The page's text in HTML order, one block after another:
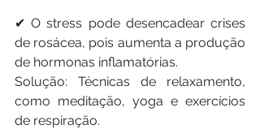
✔ O stress pode desencadear crises
de rosácea, pois aumenta a produção
de hormonas inflamatórias.
Solução: Técnicas de relaxamento,
como meditação, yoga e exercícios
de respiração.